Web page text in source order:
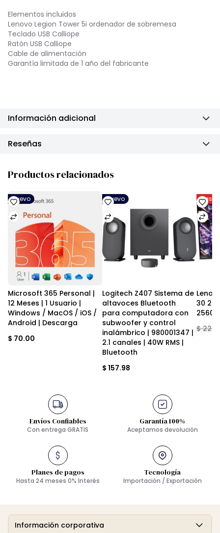
Elementos incluidos
Lenovo Legion Tower 5i ordenador de sobremesa
Teclado USB Calliope
Ratón USB Calliope
Cable de alimentación
Garantía limitada de 1 año del fabricante
Información adicional
Reseñas
Productos relacionados
Nuevo
Microsoft 365 Personal |
12 Meses | 1 Usuario |
Windows / MacOS / iOS /
Android | Descarga
$ 70.00
Nuevo
Logitech Z407 Sistema de
altavoces Bluetooth
para computadora con
subwoofer y control
inalámbrico | 980001347 |
2.1 canales | 40W RMS |
Bluetooth
$ 157.98
Hasta
30 24"
2560
$
Envíos Confiables
Con entrega GRATIS
Garantía 100%
Aceptamos devolución
Planes de pagos
Hasta 24 meses 0% Interés
Tecnología
Importación / Exportación
Información corporativa